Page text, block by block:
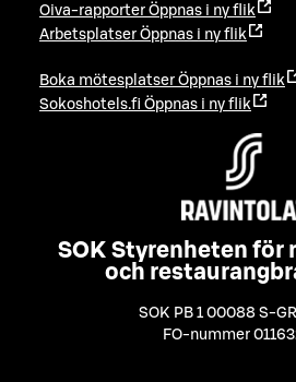
Oiva-rapporter Öppnas i ny flik
Arbetsplatser Öppnas i ny flik
Boka mötesplatser Öppnas i ny flik
Sokoshotels.fi Öppnas i ny flik
SOK Styrenheten för
och
SOK PB 1 00088 S-
FO-nummer